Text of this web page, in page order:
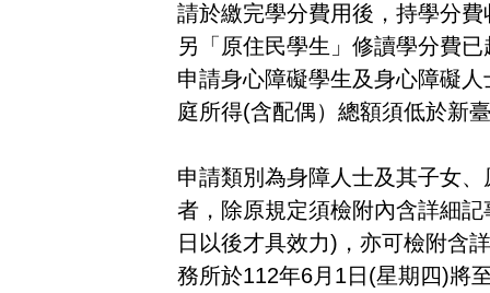
請於繳完學分費用後，持學分
另「原住民學生」修讀學分費
申請身心障礙學生及身心障礙
庭所得(含配偶）總額須低於新
申請類別為身障人士及其子女
者，除原規定須檢附內含詳細
日以後才具效力)，亦可檢附含
務所於112年6月1日(星期四)將